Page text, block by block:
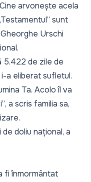
Cine arvonește acela
sunt
Urschi
5.422 de zile de
a eliberat sufletul.
Ta. Acolo îl va
, a scris familia sa,
doliu național, a
fi înmormântat